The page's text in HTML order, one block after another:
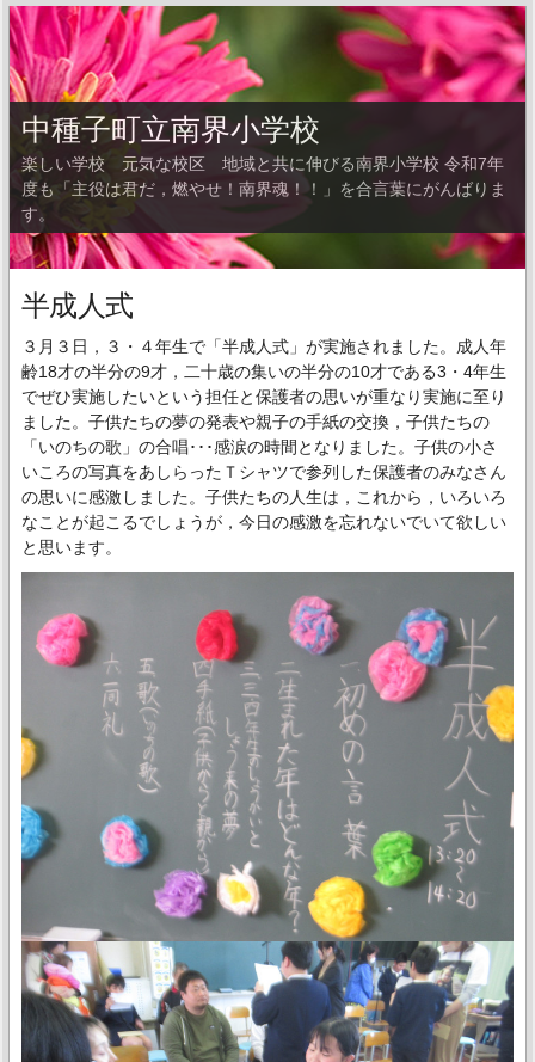
中種子町立南界小学校
楽しい学校 元気な校区 地域と共に伸びる南界小学校 令和7年
度も「主役は君だ，燃やせ！南界魂！！」を合言葉にがんばりま
す。
半成人式
３月３日，３・４年生で「半成人式」が実施されました。成人年
齢18才の半分の9才，二十歳の集いの半分の10才である3・4年生
でぜひ実施したいという担任と保護者の思いが重なり実施に至り
ました。子供たちの夢の発表や親子の手紙の交換，子供たちの
「いのちの歌」の合唱･･･感涙の時間となりました。子供の小さ
いころの写真をあしらったＴシャツで参列した保護者のみなさん
の思いに感激しました。子供たちの人生は，これから，いろいろ
なことが起こるでしょうが，今日の感激を忘れないでいて欲しい
と思います。